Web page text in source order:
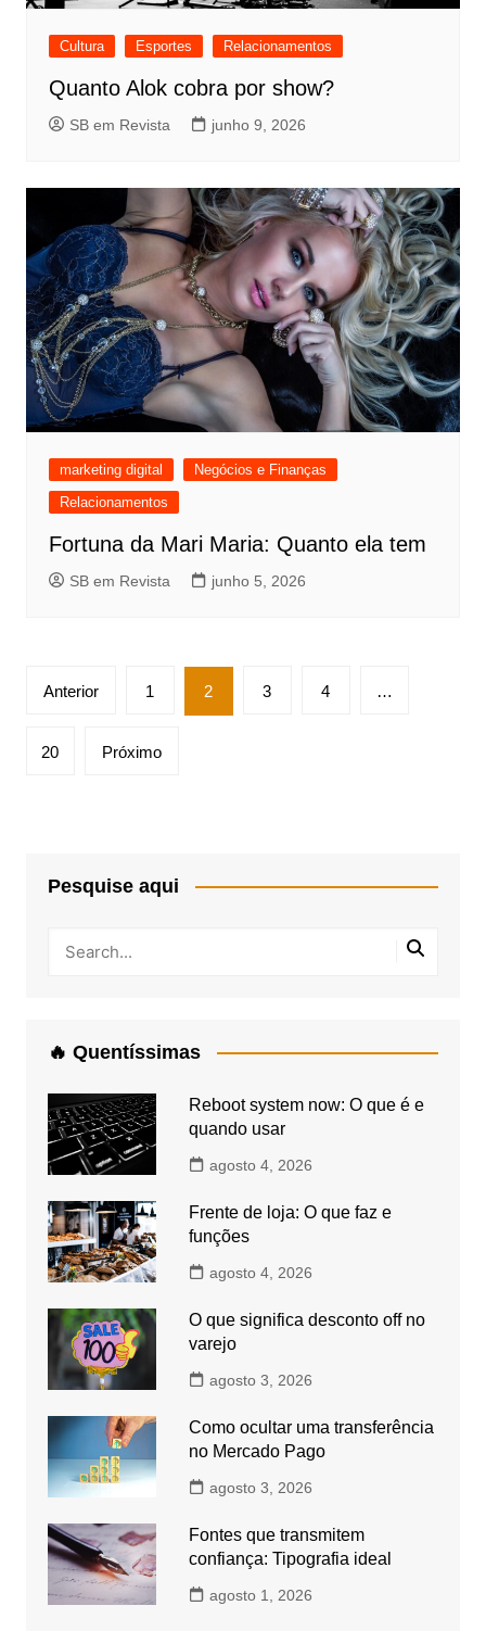
Cultura Esportes Relacionamentos
Quanto Alok cobra por show?
SB em Revista junho 9, 2026
marketing digital
Negócios e Finanças
Relacionamentos
Fortuna da Mari Maria: Quanto ela tem
SB em Revista junho 5, 2026
Paginação
posts
Anterior 1 2 3 4 …
20 Próximo
Pesquise aqui
🔥 Quentíssimas
Reboot system now: O que é e
quando usar
agosto 4, 2026
Frente de loja: O que faz e
funções
agosto 4, 2026
O que significa desconto off no
varejo
agosto 3, 2026
Como ocultar uma transferência
no Mercado Pago
agosto 3, 2026
Fontes que transmitem
confiança: Tipografia ideal
agosto 1, 2026